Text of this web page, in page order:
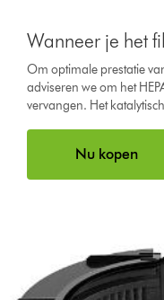
Wanneer je het
Om optimale prestatie
adviseren we om het
vervangen. Het
Nu kopen